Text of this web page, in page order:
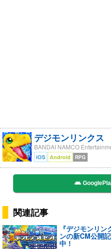
デジモンリンクス
BANDAI NAMCO
iOS Android RPG
関連記事
『デジモンリ
ンの新CM公開
中！